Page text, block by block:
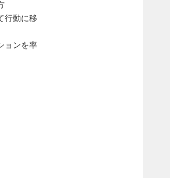
行動に移
ョンを率